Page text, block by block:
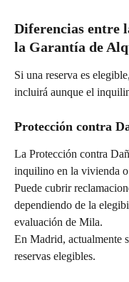
Diferencias entre
la Garantía de
Si una reserva es
incluirá aunque el
Protección contra
La Protección contra
inquilino en la vivienda
Puede cubrir
dependiendo de la
evaluación de Mila.
En Madrid, actualmente
reservas elegibles.